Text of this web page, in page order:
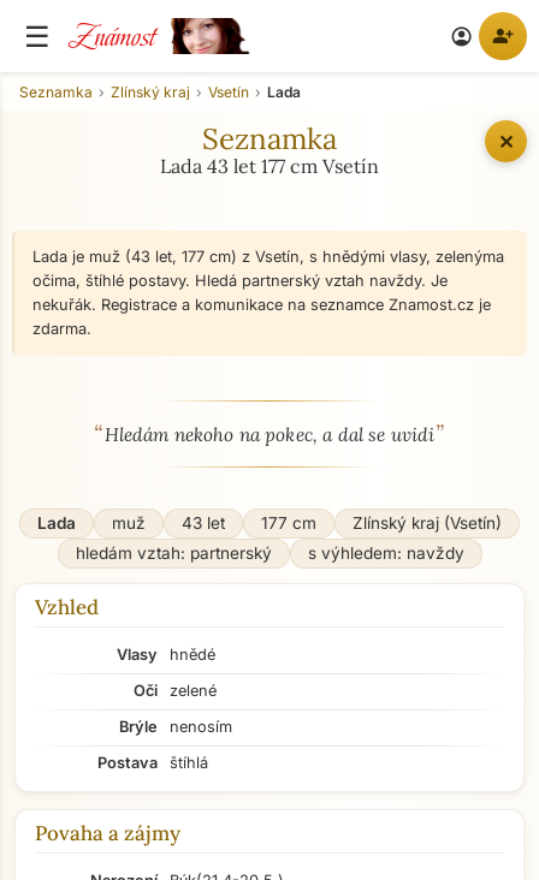
☰ Známost account_circle person_add
✕
Seznamka Zlínský kraj Vsetín Lada
Seznamka
Lada 43 let 177 cm Vsetín
Lada je muž (43 let, 177 cm) z Vsetín, s hnědými vlasy, zelenýma
očima, štíhlé postavy. Hledá partnerský vztah navždy. Je
nekuřák. Registrace a komunikace na seznamce Znamost.cz je
zdarma.
O mně - seznamka profil
“Hledám nekoho na pokec, a dal se uvidi”
Lada muž 43 let 177 cm
Zlínský kraj (Vsetín)
hledám vztah: partnerský
s výhledem: navždy
Vzhled
Vlasy
hnědé
Oči
zelené
Brýle
nenosím
Postava
štíhlá
Povaha a zájmy